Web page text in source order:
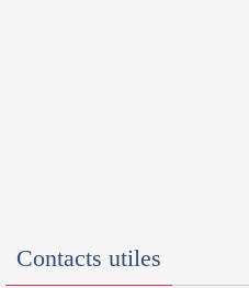
Contacts utiles